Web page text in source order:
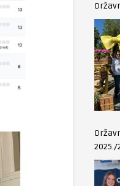
2025./